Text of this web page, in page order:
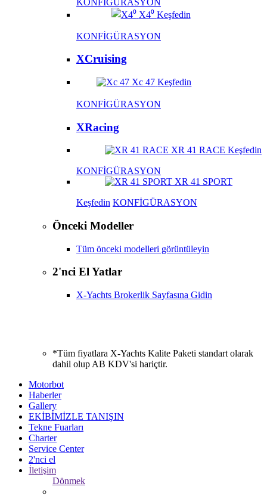
X4⁰ Keşfedin
KONFİGÜRASYON
XCruising
Xc 47 Keşfedin
KONFİGÜRASYON
XRacing
XR 41 RACE Keşfedin
KONFİGÜRASYON
XR 41 SPORT
Keşfedin KONFİGÜRASYON
Önceki Modeller
Tüm önceki modelleri görüntüleyin
2'nci El Yatlar
X-Yachts Brokerlik Sayfasına Gidin
*Tüm fiyatlara X-Yachts Kalite Paketi standart olarak
dahil olup AB KDV'si hariçtir.
Motorbot
Haberler
Gallery
EKİBİMİZLE TANIŞIN
Tekne Fuarları
Charter
Service Center
2'nci el
İletişim
Dönmek